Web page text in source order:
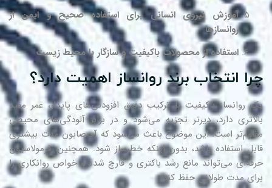
آموزش نیروی انسانی برای استفاده صحیح و ایمن از
روانسازها
استفاده از محصولات باکیفیت و سازگار با محیط زیست
انتخاب برند روانساز اهمیت دارد؟
روانساز باکیفیت با ترکیب دقیق افزودنی‌های پایدار، عمر مفید
دارد، دیرتر تجزیه می‌شود و در برابر آلودگی‌های محیطی
است. این موضوع باعث می‌شود که آب‌صابون مدت بیشتری
استفاده باشد، بدون اینکه خطرساز شود. همچنین، فرمولاسیون
می‌تواند مانع رشد باکتری و قارچ شده و خواص روانکاری را
مدت طولانی حفظ کند.